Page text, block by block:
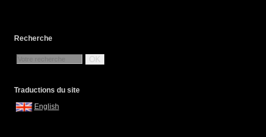
Recherche
OK
Traductions du site
English